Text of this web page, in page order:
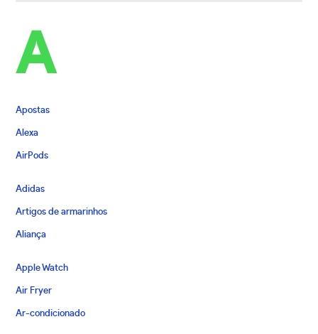
A
Apostas
Alexa
AirPods
Adidas
Artigos de armarinhos
Aliança
Apple Watch
Air Fryer
Ar-condicionado